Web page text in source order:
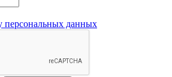
персональных данных